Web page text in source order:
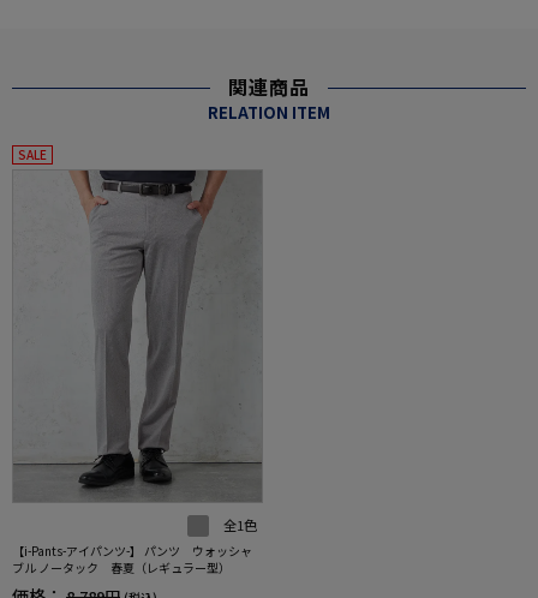
関連商品
RELATION ITEM
SALE
全1色
【i-Pants-アイパンツ-】 パンツ ウォッシャ
ブル ノータック 春夏（レギュラー型）